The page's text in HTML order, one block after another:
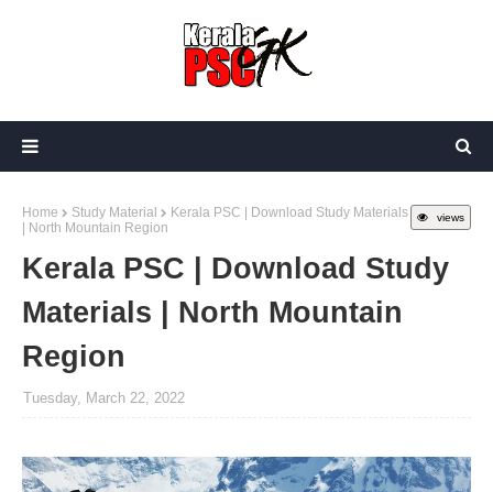
views
Home Study Material
Kerala PSC | Download Study Materials
| North Mountain Region
Kerala PSC | Download Study
Materials | North Mountain
Region
Tuesday, March 22, 2022